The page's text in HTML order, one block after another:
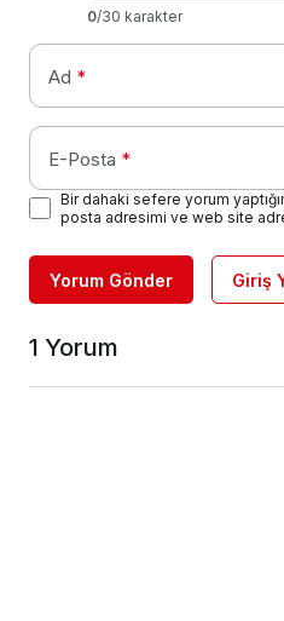
0/30 karakter
Ad *
E-Posta *
Bir dahaki sefere yorum
posta adresimi ve web site
Yorum Gönder Giriş
1 Yorum